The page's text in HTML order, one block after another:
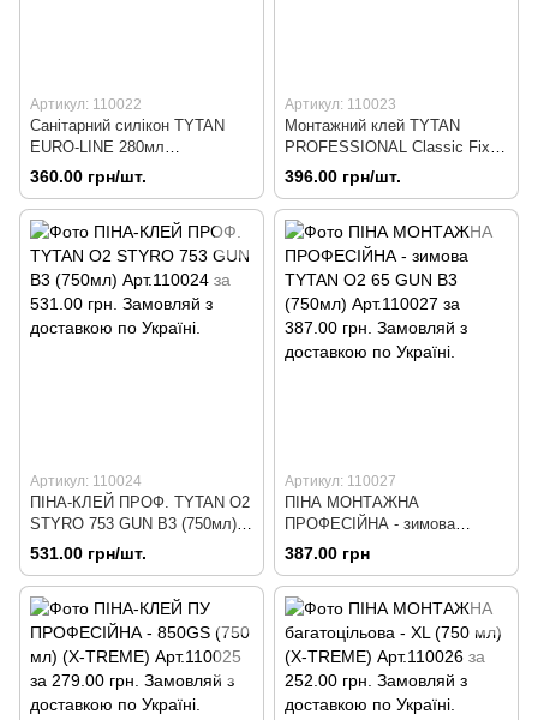
Артикул: 110022
Санітарний силікон TYTAN
EURO-LINE 280мл
безкольоровий Арт.110022
360.00 грн/шт.
Артикул: 110023
Монтажний клей TYTAN
PROFESSIONAL Classic Fiх,
безколірний 310мм Арт.110023
396.00 грн/шт.
Артикул: 110024
ПІНА-КЛЕЙ ПРОФ. TYTAN О2
STYRO 753 GUN B3 (750мл)
Арт.110024
531.00 грн/шт.
Артикул: 110027
ПІНА МОНТАЖНА
ПРОФЕСІЙНА - зимова
TYTAN О2 65 GUN B3 (750мл)
Арт.110027
387.00 грн